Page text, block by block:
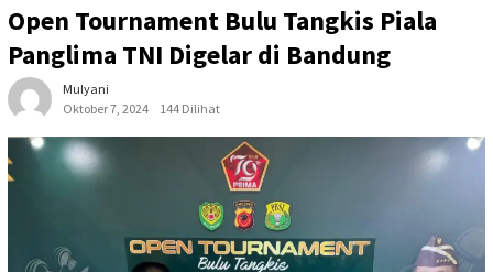
Open Tournament Bulu Tangkis Piala
Panglima TNI Digelar di Bandung
Mulyani
Oktober 7, 2024
144 Dilihat